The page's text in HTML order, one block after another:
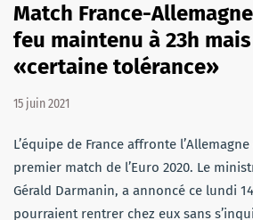
Match France-
feu maintenu à 23h
«certaine tolérance»
15 juin 2021
L’équipe de France affronte
premier match de l’Euro 2020. Le
Gérald Darmanin, a annoncé ce lundi
pourraient rentrer chez eux sans